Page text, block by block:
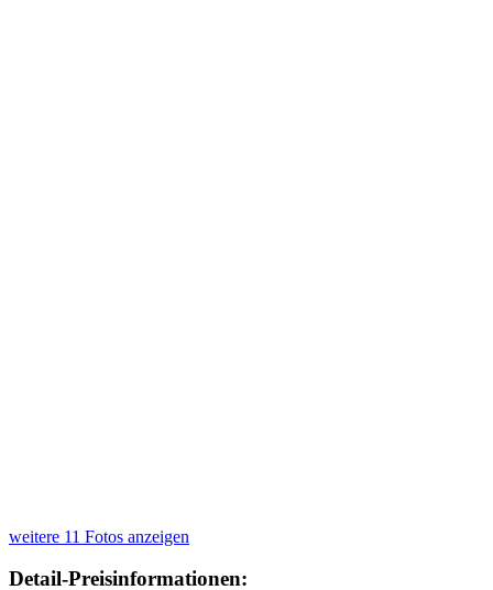
weitere 11 Fotos anzeigen
Detail-Preisinformationen: